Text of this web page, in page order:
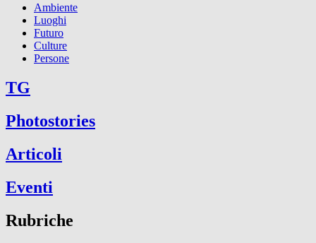
Ambiente
Luoghi
Futuro
Culture
Persone
TG
Photostories
Articoli
Eventi
Rubriche